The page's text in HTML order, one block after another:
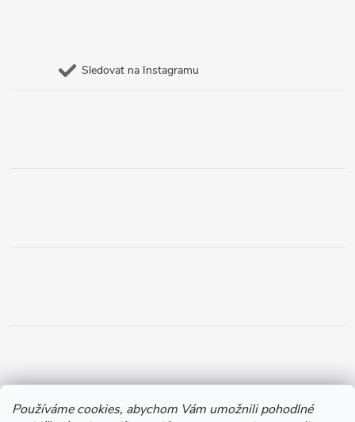
Používáme cookies, abychom Vám umožnili pohodlné
Sledovat na Instagramu